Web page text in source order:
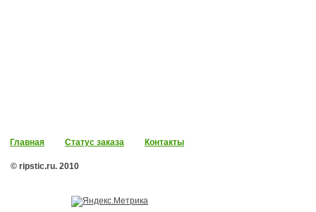
Главная Статус заказа Контакты
© ripstic.ru. 2010